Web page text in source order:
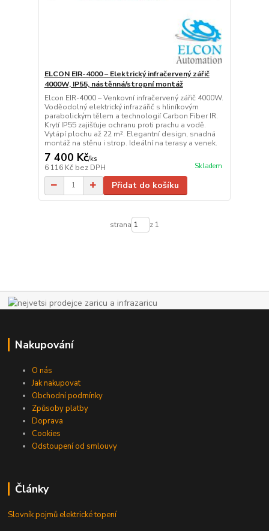
ELCON EIR-4000 – Elektrický infračervený zářič
4000W, IP55, nástěnná/stropní montáž
Elcon EIR-4000 – Venkovní infračervený zářič 4000W.
Voděodolný elektrický infrazářič s hliníkovým
parabolickým tělem a technologií Carbon Fiber IR.
Krytí IP55 zajišťuje ochranu proti prachu a vodě.
Vytápí plochu až 22 m². Elegantní design, snadná
montáž na stěnu i strop. Ideální na terasy a venek.
7 400 Kč/ks
6 116 Kč bez DPH Skladem
Přidat do košíku
strana z 1
Nakupování
O nás
Jak nakupovat
Obchodní podmínky
Způsoby platby
Doprava
Cookies
Odstoupení od smlouvy
Články
Slovník pojmů elektrické topení